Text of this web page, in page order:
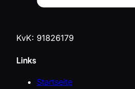
KvK: 91826179
Links
Startseite